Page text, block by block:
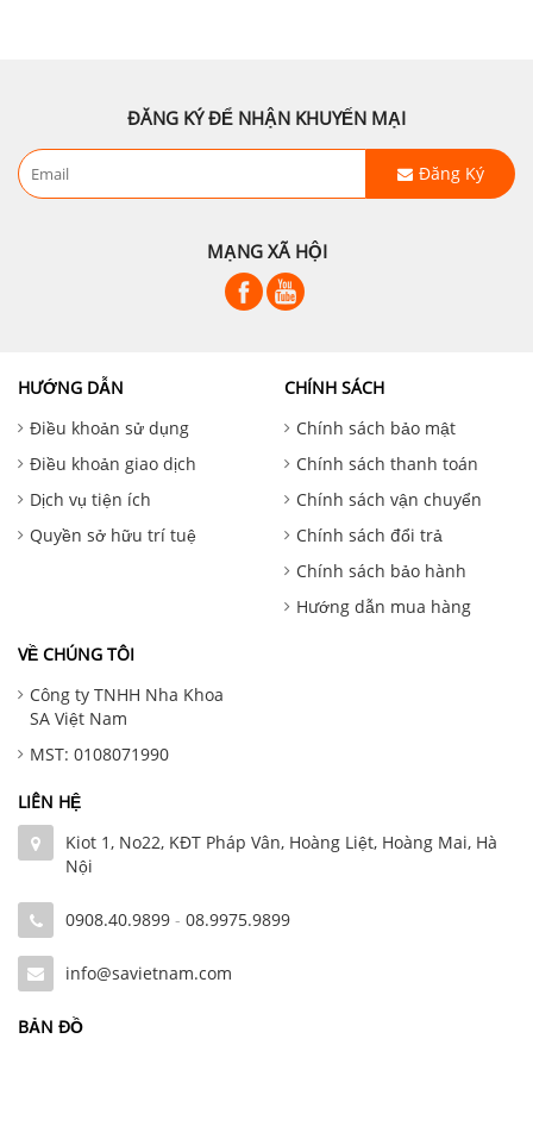
ĐĂNG KÝ ĐỂ NHẬN KHUYẾN MẠI
Đăng Ký
MẠNG XÃ HỘI
HƯỚNG DẪN
Điều khoản sử dụng
Điều khoản giao dịch
Dịch vụ tiện ích
Quyền sở hữu trí tuệ
CHÍNH SÁCH
Chính sách bảo mật
Chính sách thanh toán
Chính sách vận chuyển
Chính sách đổi trả
Chính sách bảo hành
Hướng dẫn mua hàng
VỀ CHÚNG TÔI
Công ty TNHH Nha Khoa
SA Việt Nam
MST: 0108071990
LIÊN HỆ
Kiot 1, No22, KĐT Pháp Vân, Hoàng Liệt, Hoàng Mai, Hà
Nội
0908.40.9899 - 08.9975.9899
info@savietnam.com
BẢN ĐỒ